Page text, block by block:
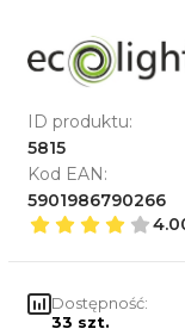
ID produktu:
5815
Kod EAN:
5901986790266
Dostępność:
33 szt.